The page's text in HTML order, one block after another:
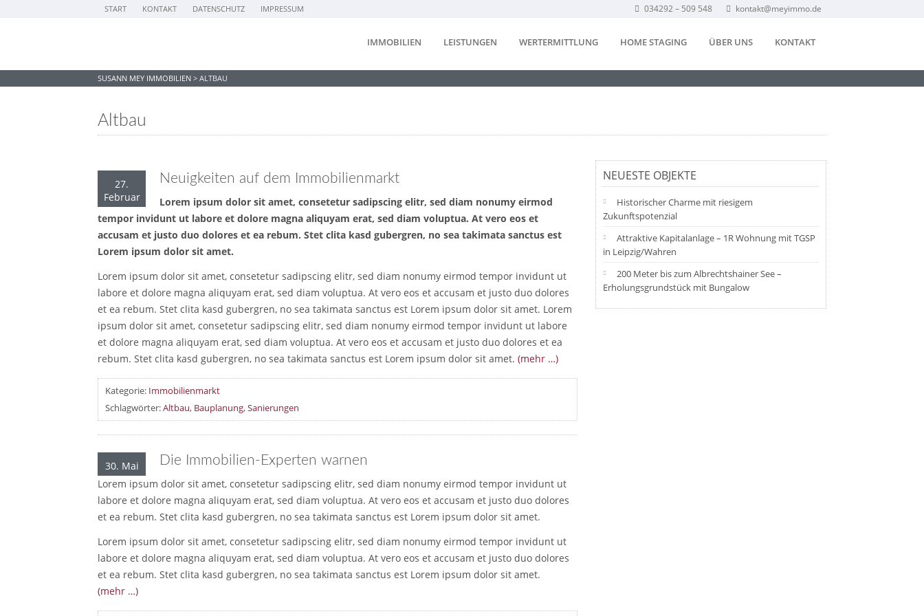
START KONTAKT DATENSCHUTZ IMPRESSUM 034292 – 509 548 kontakt@meyimmo.de
IMMOBILIEN LEISTUNGEN WERTERMITTLUNG HOME STAGING ÜBER UNS KONTAKT
SUSANN MEY IMMOBILIEN > ALTBAU
Altbau
27.
Februar
Neuigkeiten auf dem Immobilienmarkt
Lorem ipsum dolor sit amet, consetetur sadipscing elitr, sed diam nonumy eirmod
tempor invidunt ut labore et dolore magna aliquyam erat, sed diam voluptua. At vero eos et
accusam et justo duo dolores et ea rebum. Stet clita kasd gubergren, no sea takimata sanctus est
Lorem ipsum dolor sit amet.
Lorem ipsum dolor sit amet, consetetur sadipscing elitr, sed diam nonumy eirmod tempor invidunt ut
labore et dolore magna aliquyam erat, sed diam voluptua. At vero eos et accusam et justo duo dolores
et ea rebum. Stet clita kasd gubergren, no sea takimata sanctus est Lorem ipsum dolor sit amet. Lorem
ipsum dolor sit amet, consetetur sadipscing elitr, sed diam nonumy eirmod tempor invidunt ut labore
et dolore magna aliquyam erat, sed diam voluptua. At vero eos et accusam et justo duo dolores et ea
rebum. Stet clita kasd gubergren, no sea takimata sanctus est Lorem ipsum dolor sit amet. (mehr …)
Kategorie: Immobilienmarkt
Schlagwörter:Altbau, Bauplanung,Sanierungen
30. Mai Die Immobilien-Experten warnen
Lorem ipsum dolor sit amet, consetetur sadipscing elitr, sed diam nonumy eirmod tempor invidunt ut
labore et dolore magna aliquyam erat, sed diam voluptua. At vero eos et accusam et justo duo dolores
et ea rebum. Stet clita kasd gubergren, no sea takimata sanctus est Lorem ipsum dolor sit amet.
Lorem ipsum dolor sit amet, consetetur sadipscing elitr, sed diam nonumy eirmod tempor invidunt ut
labore et dolore magna aliquyam erat, sed diam voluptua. At vero eos et accusam et justo duo dolores
et ea rebum. Stet clita kasd gubergren, no sea takimata sanctus est Lorem ipsum dolor sit amet.
(mehr …)
NEUESTE OBJEKTE
Historischer Charme mit riesigem
Zukunftspotenzial
Attraktive Kapitalanlage – 1R Wohnung mit TGSP
in Leipzig/Wahren
200 Meter bis zum Albrechtshainer See –
Erholungsgrundstück mit Bungalow